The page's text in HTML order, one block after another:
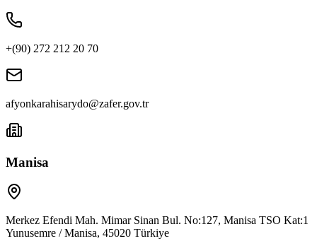
+(90) 272 212 20 70
afyonkarahisarydo@zafer.gov.tr
Manisa
Merkez Efendi Mah. Mimar Sinan Bul. No:127, Manisa TSO Kat:1
Yunusemre / Manisa, 45020 Türkiye